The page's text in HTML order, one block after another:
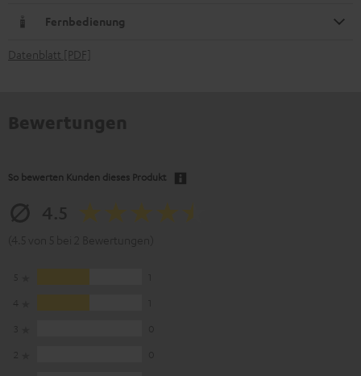
Fernbedienung
Datenblatt [PDF]
So bewerten Kunden dieses Produkt